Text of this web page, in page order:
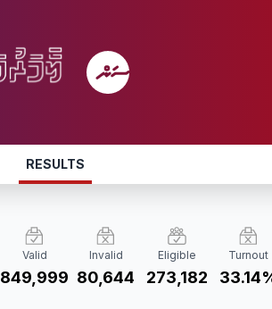
RESULTS
Valid
849,999
Invalid
80,644
Eligible
273,182
Turnout